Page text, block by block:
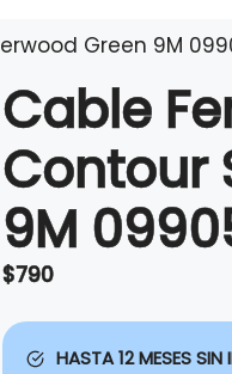
Green 9M
Cable
Contour
9M
$790
HASTA 12 MESES SIN